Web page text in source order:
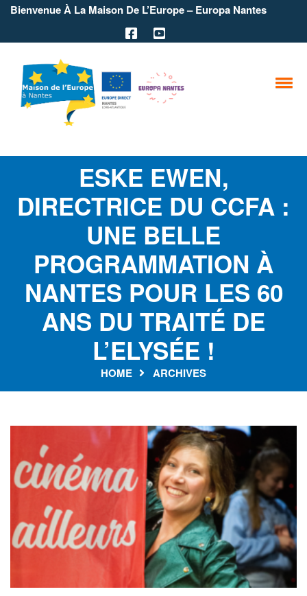
Bienvenue À La Maison De L’Europe – Europa Nantes
ESKE EWEN,
DIRECTRICE DU CCFA :
UNE BELLE
PROGRAMMATION À
NANTES POUR LES 60
ANS DU TRAITÉ DE
L’ELYSÉE !
HOME ARCHIVES